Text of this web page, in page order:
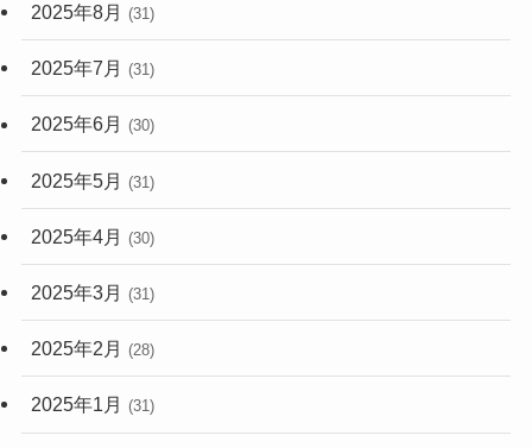
2025年8月 (31)
2025年7月 (31)
2025年6月 (30)
2025年5月 (31)
2025年4月 (30)
2025年3月 (31)
2025年2月 (28)
2025年1月 (31)